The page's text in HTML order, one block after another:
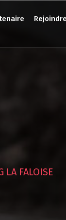
LA FALOISE